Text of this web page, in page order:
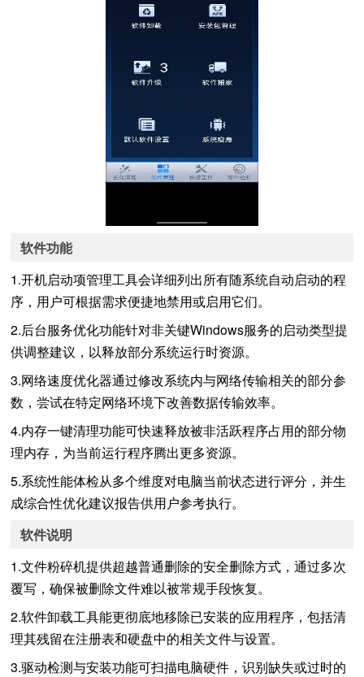
软件功能
1.开机启动项管理工具会详细列出所有随系统自动启动的程
序，用户可根据需求便捷地禁用或启用它们。
2.后台服务优化功能针对非关键Windows服务的启动类型提
供调整建议，以释放部分系统运行时资源。
3.网络速度优化器通过修改系统内与网络传输相关的部分参
数，尝试在特定网络环境下改善数据传输效率。
4.内存一键清理功能可快速释放被非活跃程序占用的部分物
理内存，为当前运行程序腾出更多资源。
5.系统性能体检从多个维度对电脑当前状态进行评分，并生
成综合性优化建议报告供用户参考执行。
软件说明
1.文件粉碎机提供超越普通删除的安全删除方式，通过多次
覆写，确保被删除文件难以被常规手段恢复。
2.软件卸载工具能更彻底地移除已安装的应用程序，包括清
理其残留在注册表和硬盘中的相关文件与设置。
3.驱动检测与安装功能可扫描电脑硬件，识别缺失或过时的